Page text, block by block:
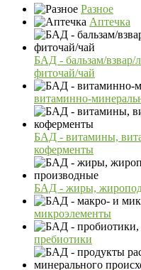
Разное
Аптечка
БАД - бальзам/взвар/
фиточай/чай
витаминно-
БАД - витамины,
коферменты
БАД - жиры,
микроэлементы
пребиотики